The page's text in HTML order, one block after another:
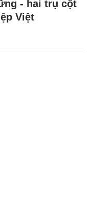
- hai trụ cột
Việt